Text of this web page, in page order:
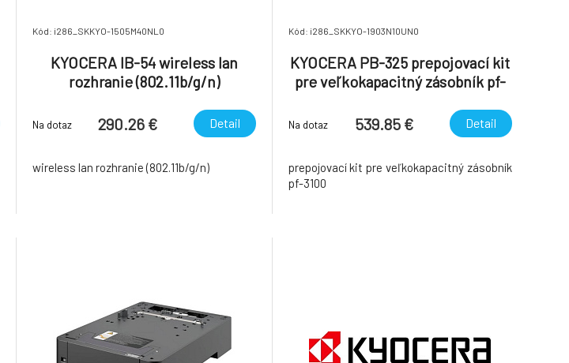
Kód: i286_SKKYO-1505M40NL0
KYOCERA IB-54 wireless lan
rozhranie (802.11b/g/n)
Na dotaz 290.26 € Detail
wireless lan rozhranie (802.11b/g/n)
Kód: i286_SKKYO-1903N10UN0
KYOCERA PB-325 prepojovací kit
pre veľkokapacitný zásobník pf-
Na dotaz 539.85 € Detail
prepojovací kit pre veľkokapacitný zásobník
pf-3100